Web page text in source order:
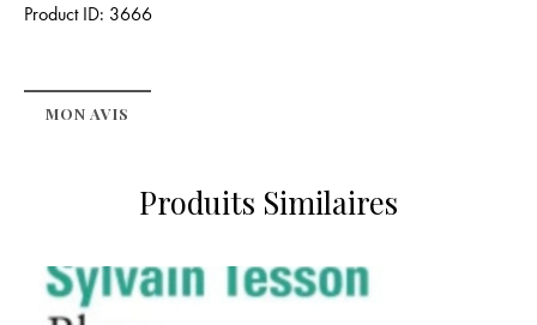
Product ID: 3666
MON AVIS
Produits Similaires